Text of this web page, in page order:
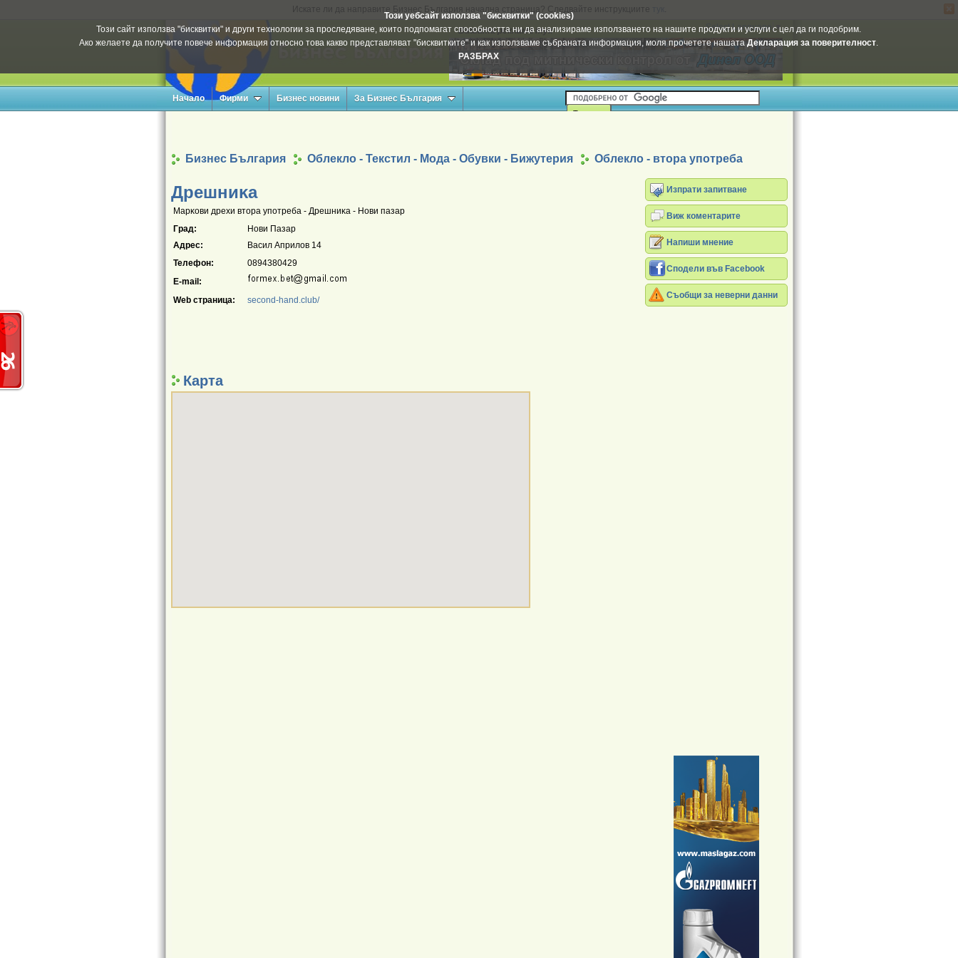
Искате ли да направите Бизнес България начална страница? Следвайте инструкциите
Този уебсайт използва "бисквитки" (cookies)
Този сайт използва "бисквитки" и други технологии за проследяване, които подпомагат способността ни да анализираме използването на нашите продукти и услуги с цел да ги подобрим.
Ако желаете да получите повече информация относно това какво представляват "бисквитките" и как използваме събраната информация, моля прочетете нашатаДекларация за поверителност.
РАЗБРАХ
Select Language ▼
Вашата реклама тук
Начало Фирми Бизнес новини За Бизнес България
Бизнес България Облекло - Текстил - Мода - Обувки - Бижутерия Облекло - втора употреба
Дpeшниĸa
Mapĸoви дpexи втopa yпoтpeбa - Дpeшниĸa - Hoви пaзap
Град:
Нови Пазар
Адрес:
Васил Априлов 14
Телефон:
0894380429
E-mail:
Web страница:
second-hand.club/
Карта
Изпрати запитване
Виж коментарите
Напиши мнение
Сподели във Facebook
Съобщи за неверни данни